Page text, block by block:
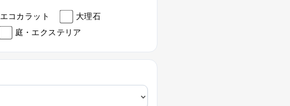
エコカラット
大理石
庭・エクステリア